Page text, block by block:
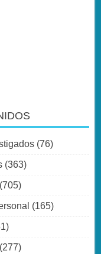
(76)
(363)
(165)